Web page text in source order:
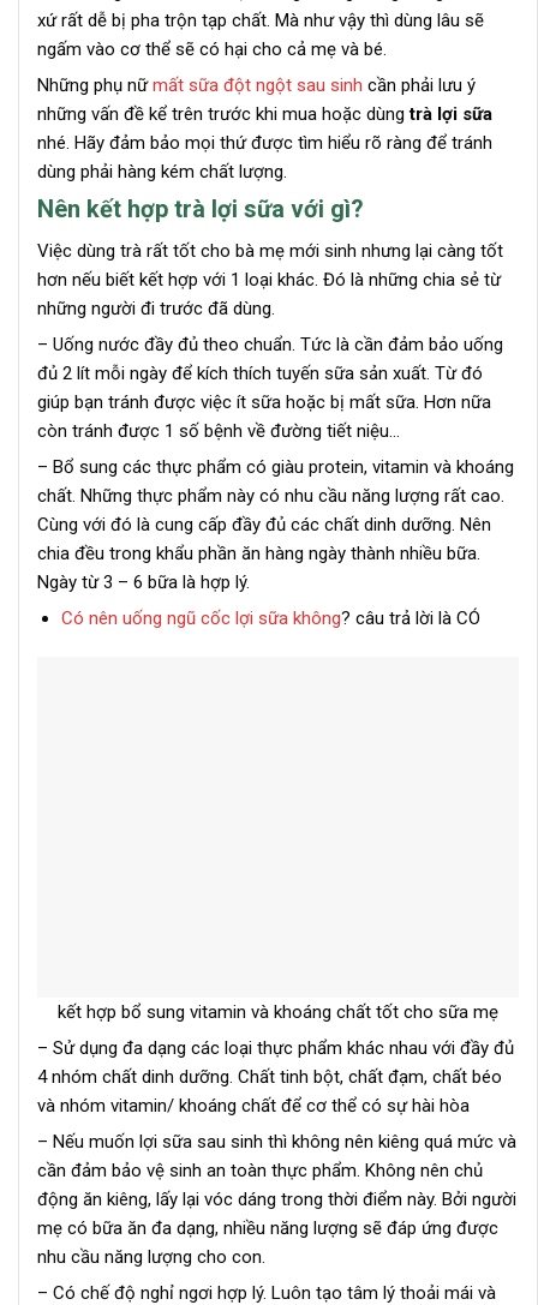
xứ rất dễ bị pha trộn tạp chất. Mà như vậy thì dùng lâu sẽ
ngấm vào cơ thể sẽ có hại cho cả mẹ và bé.
Những phụ nữmất sữa đột ngột sau sinh cần phải lưu ý
những vấn đề kể trên trước khi mua hoặc dùngtrà lợi sữa
nhé. Hãy đảm bảo mọi thứ được tìm hiểu rõ ràng để tránh
dùng phải hàng kém chất lượng.
Nên kết hợp trà lợi sữa với gì?
Việc dùng trà rất tốt cho bà mẹ mới sinh nhưng lại càng tốt
hơn nếu biết kết hợp với 1 loại khác. Đó là những chia sẻ từ
những người đi trước đã dùng.
– Uống nước đầy đủ theo chuẩn. Tức là cần đảm bảo uống
đủ 2 lít mỗi ngày để kích thích tuyến sữa sản xuất. Từ đó
giúp bạn tránh được việc ít sữa hoặc bị mất sữa. Hơn nữa
còn tránh được 1 số bệnh về đường tiết niệu…
– Bổ sung các thực phẩm có giàu protein, vitamin và khoáng
chất. Những thực phẩm này có nhu cầu năng lượng rất cao.
Cùng với đó là cung cấp đầy đủ các chất dinh dưỡng. Nên
chia đều trong khẩu phần ăn hàng ngày thành nhiều bữa.
Ngày từ 3 – 6 bữa là hợp lý.
Có nên uống ngũ cốc lợi sữa không? câu trả lời là CÓ
kết hợp bổ sung vitamin và khoáng chất tốt cho sữa mẹ
– Sử dụng đa dạng các loại thực phẩm khác nhau với đầy đủ
4 nhóm chất dinh dưỡng. Chất tinh bột, chất đạm, chất béo
và nhóm vitamin/ khoáng chất để cơ thể có sự hài hòa
– Nếu muốn lợi sữa sau sinh thì không nên kiêng quá mức và
cần đảm bảo vệ sinh an toàn thực phẩm. Không nên chủ
động ăn kiêng, lấy lại vóc dáng trong thời điểm này. Bởi người
mẹ có bữa ăn đa dạng, nhiều năng lượng sẽ đáp ứng được
nhu cầu năng lượng cho con.
– Có chế độ nghỉ ngơi hợp lý. Luôn tạo tâm lý thoải mái và